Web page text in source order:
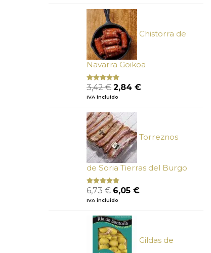
era:
34,10 €.
Chistorra de
Navarra Goikoa
Valorado
con
de 5
3,42€ El
precio
era:
3,42 €.
2,84 €El
IVA incluido
Torreznos
de Soria Tierras del Burgo
Valorado
con
de
5
6,73€ El
precio
era:
6,73 €.
6,05 €El
IVA incluido
Gildas de